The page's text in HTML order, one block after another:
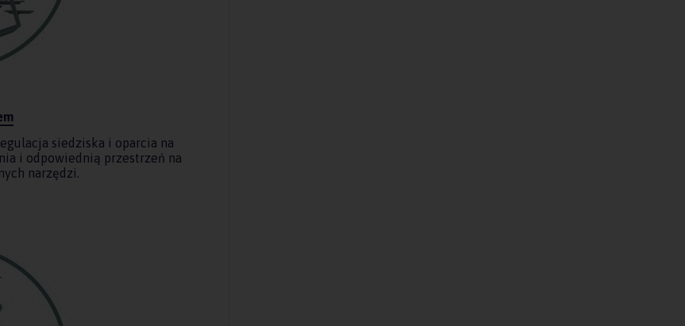
siedziska i oparcia na
i odpowiednią przestrzeń na
narzędzi.